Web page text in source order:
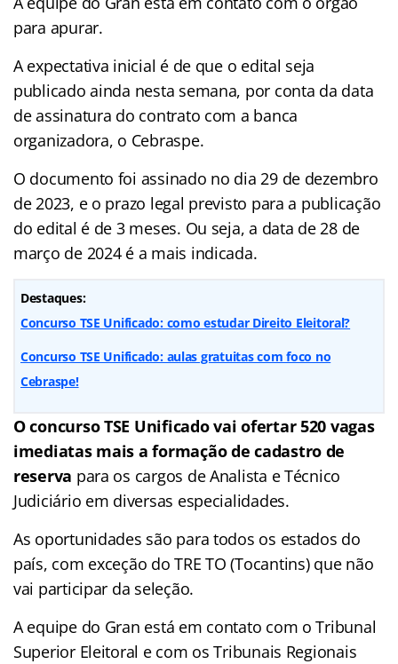
para apurar.
A expectativa inicial é de que o edital seja
publicado ainda nesta semana, por conta da data
de assinatura do contrato com a banca
organizadora, o Cebraspe.
O documento foi assinado no dia 29 de dezembro
de 2023, e o prazo legal previsto para a publicação
do edital é de 3 meses. Ou seja, a data de 28 de
março de 2024 é a mais indicada.
Destaques:
Concurso TSE Unificado: como estudar Direito Eleitoral?
Concurso TSE Unificado: aulas gratuitas com foco no
Cebraspe!
O concurso TSE Unificado vai ofertar 520 vagas
imediatas mais a formação de cadastro de
reserva para os cargos de Analista e Técnico
Judiciário em diversas especialidades.
As oportunidades são para todos os estados do
país, com exceção do TRE TO (Tocantins) que não
vai participar da seleção.
A equipe do Gran está em contato com o Tribunal
Superior Eleitoral e com os Tribunais Regionais